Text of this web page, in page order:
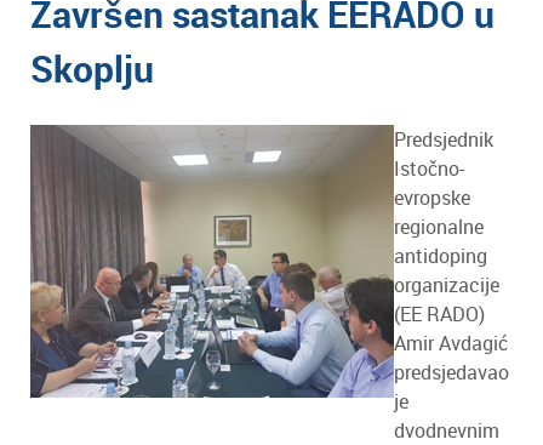
Završen sastanak EERADO u
Skoplju
Predsjednik
Istočno-
evropske
regionalne
antidoping
organizacije
(EE RADO)
Amir Avdagić
predsjedavao
je
dvodnevnim